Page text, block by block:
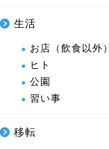
生活
お店（飲食以外）
ヒト
公園
習い事
移転